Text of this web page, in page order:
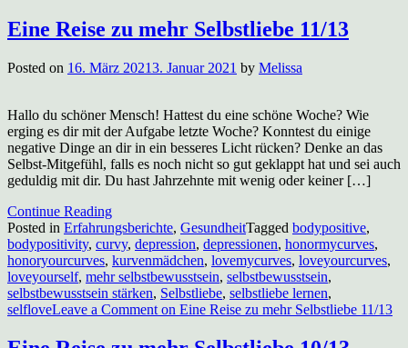
Eine Reise zu mehr Selbstliebe 11/13
Posted on 16. März 20213. Januar 2021 by Melissa
Hallo du schöner Mensch! Hattest du eine schöne Woche? Wie
erging es dir mit der Aufgabe letzte Woche? Konntest du einige
negative Dinge an dir in ein besseres Licht rücken? Denke an das
Selbst-Mitgefühl, falls es noch nicht so gut geklappt hat und sei auch
geduldig mit dir. Du hast Jahrzehnte mit wenig oder keiner […]
Continue Reading
Posted in Erfahrungsberichte, GesundheitTagged bodypositive,
bodypositivity, curvy, depression, depressionen, honormycurves,
honoryourcurves, kurvenmädchen, lovemycurves, loveyourcurves,
loveyourself, mehr selbstbewusstsein, selbstbewusstsein,
selbstbewusstsein stärken, Selbstliebe, selbstliebe lernen,
selfloveLeave a Comment on Eine Reise zu mehr Selbstliebe 11/13